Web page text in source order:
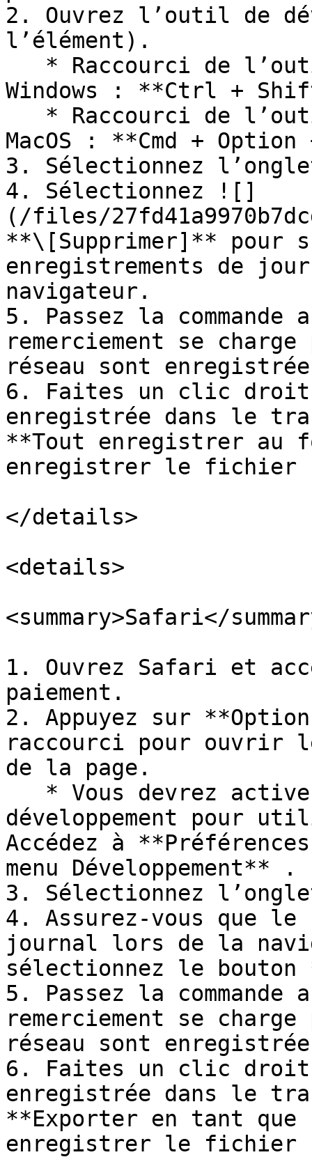
2. Ouvrez l’outil de
l’élément).
Windows : **Ctrl +
MacOS : **Cmd +
3. Sélectionnez
4. Sélectionnez ![]
(/files/
**\[Supprimer]** pour
enregistrements de
navigateur.
5. Passez la
remerciement se
réseau sont
6. Faites un clic
enregistrée dans le
**Tout enregistrer au
enregistrer le fichier
</details>
<details>
<summary>Safari</
1. Ouvrez Safari et
paiement.
2. Appuyez sur **Option
raccourci pour ouvrir
de la page.
développement pour
Accédez à
menu Développement** .
3. Sélectionnez
4. Assurez-vous que le
journal lors de la
sélectionnez le
5. Passez la
remerciement se
réseau sont
6. Faites un clic
enregistrée dans le
**Exporter en tant que
enregistrer le fichier